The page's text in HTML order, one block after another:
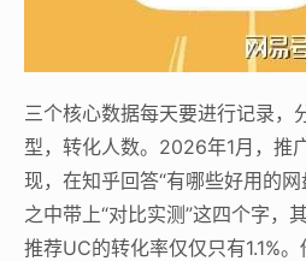
三个核心数据每天要进行记录，
型，转化人数。2026年1月，推
现，在知乎回答“有哪些好用的
之中带上“对比实测”这四个字，
推荐UC的转化率仅仅只有1.1%